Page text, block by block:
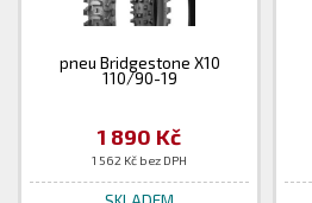
pneu Bridgestone X10
110/90-19
1 890 Kč
1 562 Kč bez DPH